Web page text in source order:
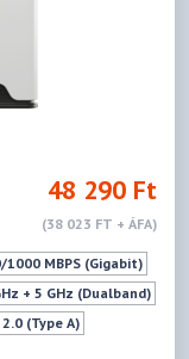
48 290 Ft
(38 023 FT + ÁFA)
MBPS (Gigabit)
+ 5 GHz (Dualband)
2.0 (Type A)